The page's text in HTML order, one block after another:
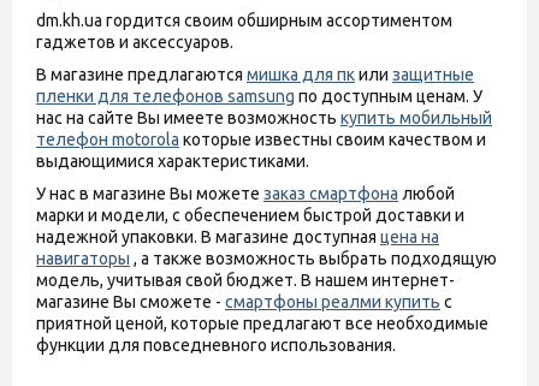
dm.kh.ua гордится своим обширным ассортиментом
гаджетов и аксессуаров.
В магазине предлагаются мишка для пкили защитные
пленки для телефонов samsung по доступным ценам. У
нас на сайте Вы имеете возможность купить мобильный
телефон motorola которые известны своим качеством и
выдающимися характеристиками.
У нас в магазине Вы можете заказ смартфона любой
марки и модели, с обеспечением быстрой доставки и
надежной упаковки. В магазине доступная цена на
навигаторы , а также возможность выбрать подходящую
модель, учитывая свой бюджет. В нашем интернет-
магазине Вы сможете - смартфоны реалми купить с
приятной ценой, которые предлагают все необходимые
функции для повседневного использования.